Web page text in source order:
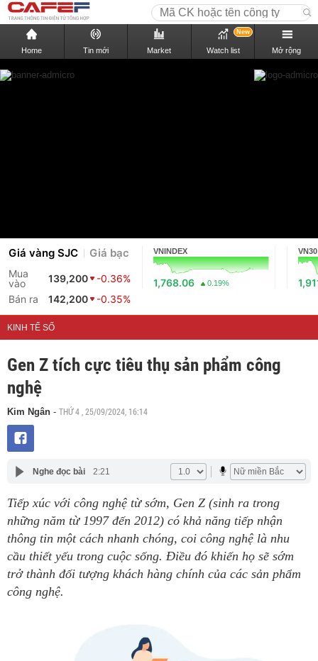
Home Tin mới Market Watch list
New
Mở rộng
Giá vàng SJC Giá bạc
Mua
vào
139,200
-0.36%
Bán ra
142,200 -0.35%
VNINDEX
1,768.06 0.19%
VN30
KINH TẾ SỐ
Gen Z tích cực tiêu thụ sản phẩm công
nghệ
Kim Ngân - THỨ 4 , 25/09/2024, 16:14
Nghe đọc bài 2:21
Tiếp xúc với công nghệ từ sớm, Gen Z (sinh ra trong
những năm từ 1997 đến 2012) có khả năng tiếp nhận
thông tin một cách nhanh chóng, coi công nghệ là nhu
cầu thiết yếu trong cuộc sống. Điều đó khiến họ sẽ sớm
trở thành đối tượng khách hàng chính của các sản phẩm
công nghệ.